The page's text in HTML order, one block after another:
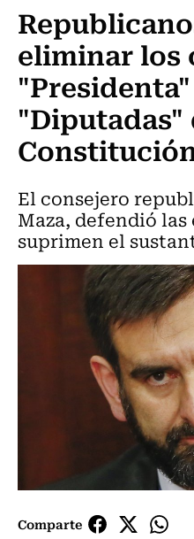
eliminar los
"Diputadas"
El consejero
Maza, defendió
suprimen el
Comparte